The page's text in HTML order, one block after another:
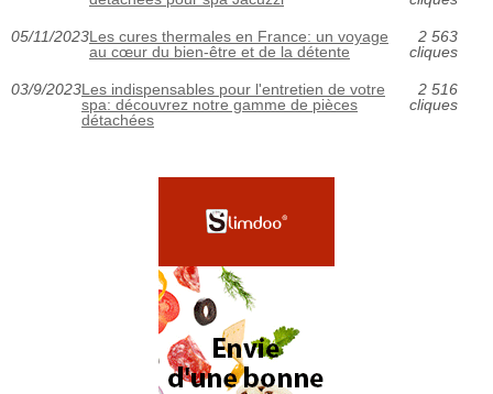
05/11/2023Les cures thermales en France: un voyage
au cœur du bien-être et de la détente
2 563
cliques
03/9/2023Les indispensables pour l'entretien de votre
spa: découvrez notre gamme de pièces
détachées
2 516
cliques